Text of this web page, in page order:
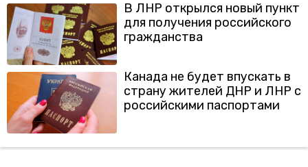
В ЛНР открылся новый пункт
для получения российского
гражданства
Канада не будет впускать в
страну жителей ДНР и ЛНР с
российскими паспортами